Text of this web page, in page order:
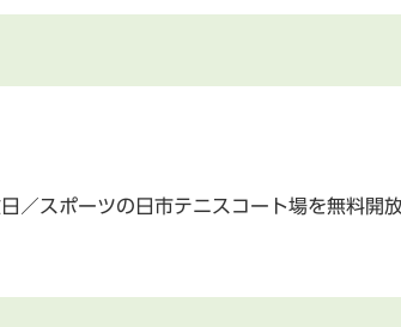
／スポーツの日市テニスコート場を無料開